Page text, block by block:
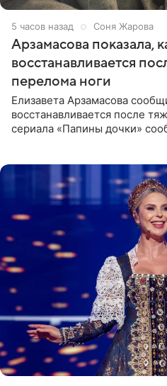
5 часов назад Соня Жарова
Арзамасова показала,
восстанавливается
перелома ноги
Елизавета Арзамасова
восстанавливается после
сериала «Папины дочки»